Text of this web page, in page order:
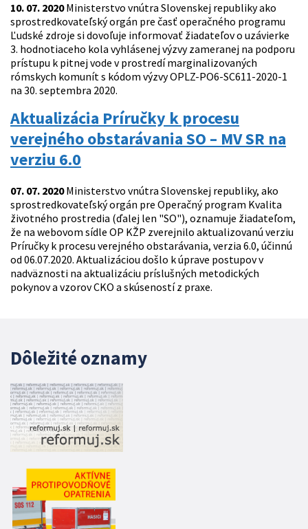
10. 07. 2020Ministerstvo vnútra Slovenskej republiky ako
sprostredkovateľský orgán pre časť operačného programu
Ľudské zdroje si dovoľuje informovať žiadateľov o uzávierke
3. hodnotiaceho kola vyhlásenej výzvy zameranej na podporu
prístupu k pitnej vode v prostredí marginalizovaných
rómskych komunít s kódom výzvy OPLZ-PO6-SC611-2020-1
na 30. septembra 2020.
Aktualizácia Príručky k procesu
verejného obstarávania SO – MV SR na
verziu 6.0
07. 07. 2020Ministerstvo vnútra Slovenskej republiky, ako
sprostredkovateľský orgán pre Operačný program Kvalita
životného prostredia (ďalej len "SO"), oznamuje žiadateľom,
že na webovom sídle OP KŽP zverejnilo aktualizovanú verziu
Príručky k procesu verejného obstarávania, verzia 6.0, účinnú
od 06.07.2020. Aktualizáciou došlo k úprave postupov v
nadväznosti na aktualizáciu príslušných metodických
pokynov a vzorov CKO a skúseností z praxe.
Dôležité oznamy